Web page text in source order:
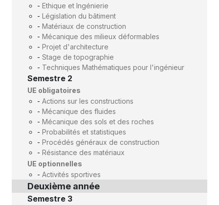
- Ethique et Ingénierie
- Législation du bâtiment
- Matériaux de construction
- Mécanique des milieux déformables
- Projet d'architecture
- Stage de topographie
- Techniques Mathématiques pour l'ingénieur
Semestre 2
UE obligatoires
- Actions sur les constructions
- Mécanique des fluides
- Mécanique des sols et des roches
- Probabilités et statistiques
- Procédés généraux de construction
- Résistance des matériaux
UE optionnelles
- Activités sportives
Deuxième année
Semestre 3